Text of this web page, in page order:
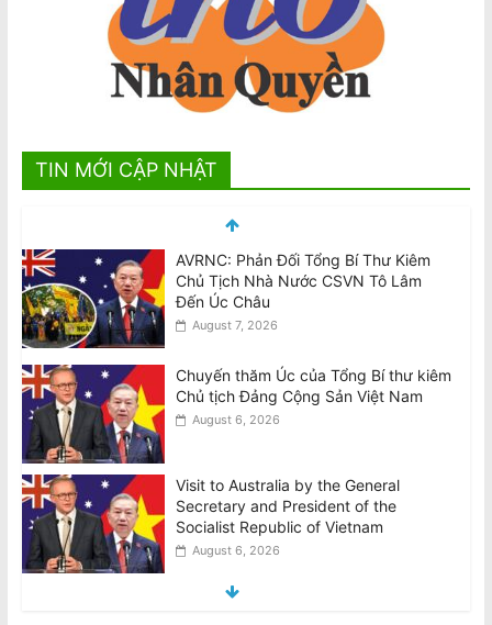
TIN MỚI CẬP NHẬT
Chuyến thăm Úc của Tổng Bí thư kiêm
Chủ tịch Đảng Cộng Sản Việt Nam
August 6, 2026
Visit to Australia by the General
Secretary and President of the
Socialist Republic of Vietnam
Tên lửa SpaceX Falcon 9 đâm vào Mặt
Trăng tốc độ 8.690 km/h
August 6, 2026
National Stroke Week: Sau tuổi 40, vì